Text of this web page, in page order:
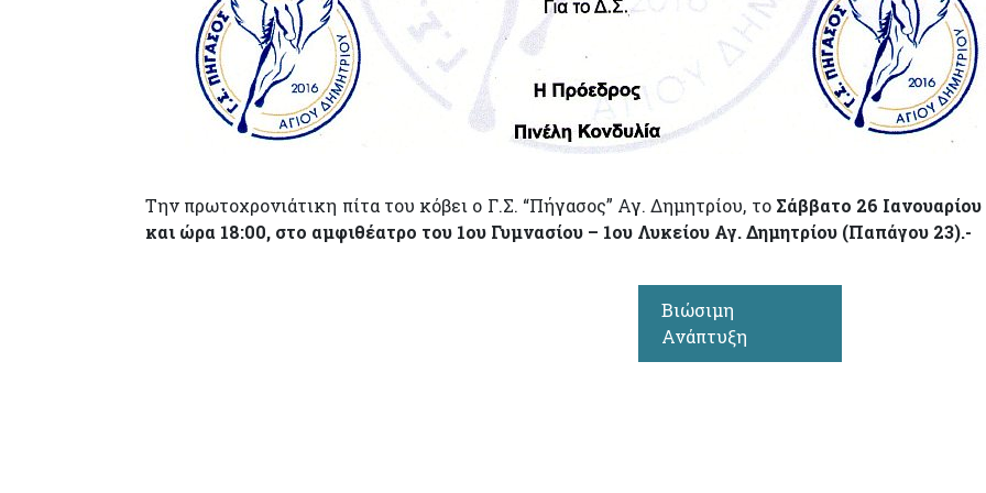
Την πρωτοχρονιάτικη πίτα του κόβει ο Γ.Σ. “Πήγασος” Αγ. Δημητρίου, το Σάββατο 26
και ώρα 18:00, στο αμφιθέατρο του 1ου Γυμνασίου – 1ου Λυκείου Αγ. Δημητρίου (Παπάγου 23).-
Βιώσιμη
Ανάπτυξη